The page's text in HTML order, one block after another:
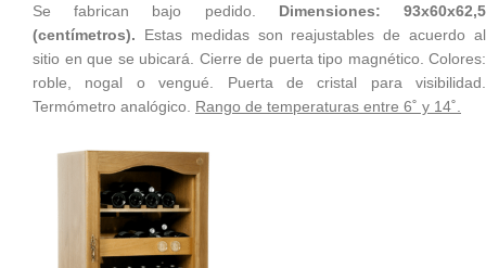
Se fabrican bajo pedido. Dimensiones: 93x60x62,5
(centímetros). Estas medidas son reajustables de acuerdo al
sitio en que se ubicará. Cierre de puerta tipo magnético. Colores:
roble, nogal o vengué. Puerta de cristal para visibilidad.
Termómetro analógico. Rango de temperaturas entre 6˚ y 14˚.